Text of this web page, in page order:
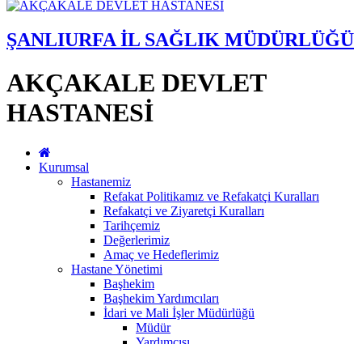
ŞANLIURFA İL SAĞLIK MÜDÜRLÜĞÜ
AKÇAKALE DEVLET
HASTANESİ
Kurumsal
Hastanemiz
Refakat Politikamız ve Refakatçi Kuralları
Refakatçi ve Ziyaretçi Kuralları
Tarihçemiz
Değerlerimiz
Amaç ve Hedeflerimiz
Hastane Yönetimi
Başhekim
Başhekim Yardımcıları
İdari ve Mali İşler Müdürlüğü
Müdür